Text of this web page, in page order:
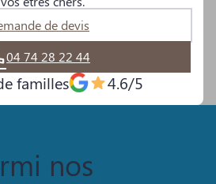
de devis
04 74 28 22 44
familles 4.6/5
nos